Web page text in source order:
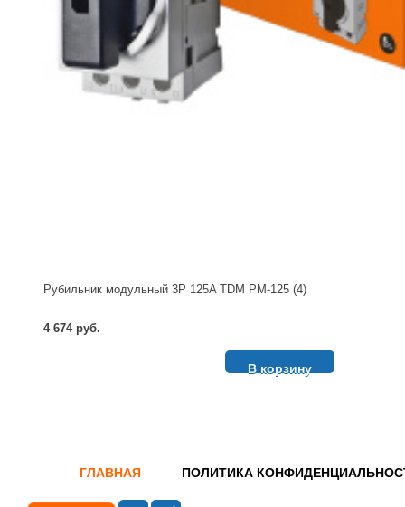
Рубильник модульный 3P 125A TDM РМ-125 (4)
4 674 руб.
В корзину
ГЛАВНАЯ ПОЛИТИКА